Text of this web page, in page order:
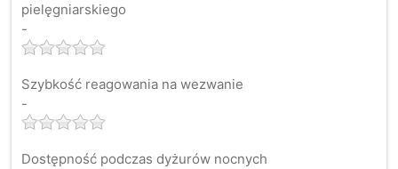
pielęgniarskiego
-
Szybkość reagowania na wezwanie
-
Dostępność podczas dyżurów nocnych